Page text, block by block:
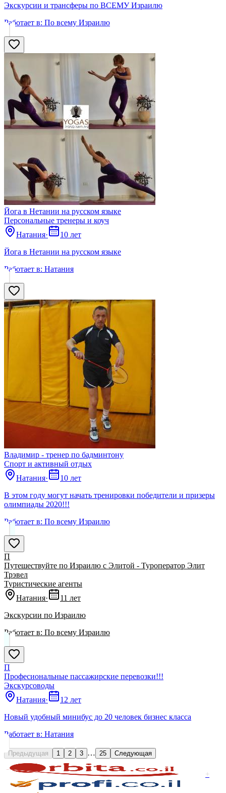
Экскурсии и трансферы по ВСЕМУ Израилю
Работает в: По всему Израилю
Йога в Нетании на русском языке
Персональные тренеры и коуч
Натания·
10 лет
Йога в Нетании на русском языке
Работает в: Натания
Владимир - тренер по бадминтону
Спорт и активный отдых
Натания·
10 лет
В этом году могут начать тренировки победители и призеры
олимпиады 2020!!!
Работает в: По всему Израилю
П
Путешествуйте по Израилю с Элитой - Туроператор Элит
Трэвел
Туристические агенты
Натания·
11 лет
Экскурсии по Израилю
Работает в: По всему Израилю
П
Професиональные пассажирские перевозки!!!
Экскурсоводы
Натания·
12 лет
Новый удобный минибус до 20 человек бизнес класса
Работает в: Натания
Предыдущая 1 2 3 … 25 Следующая
+